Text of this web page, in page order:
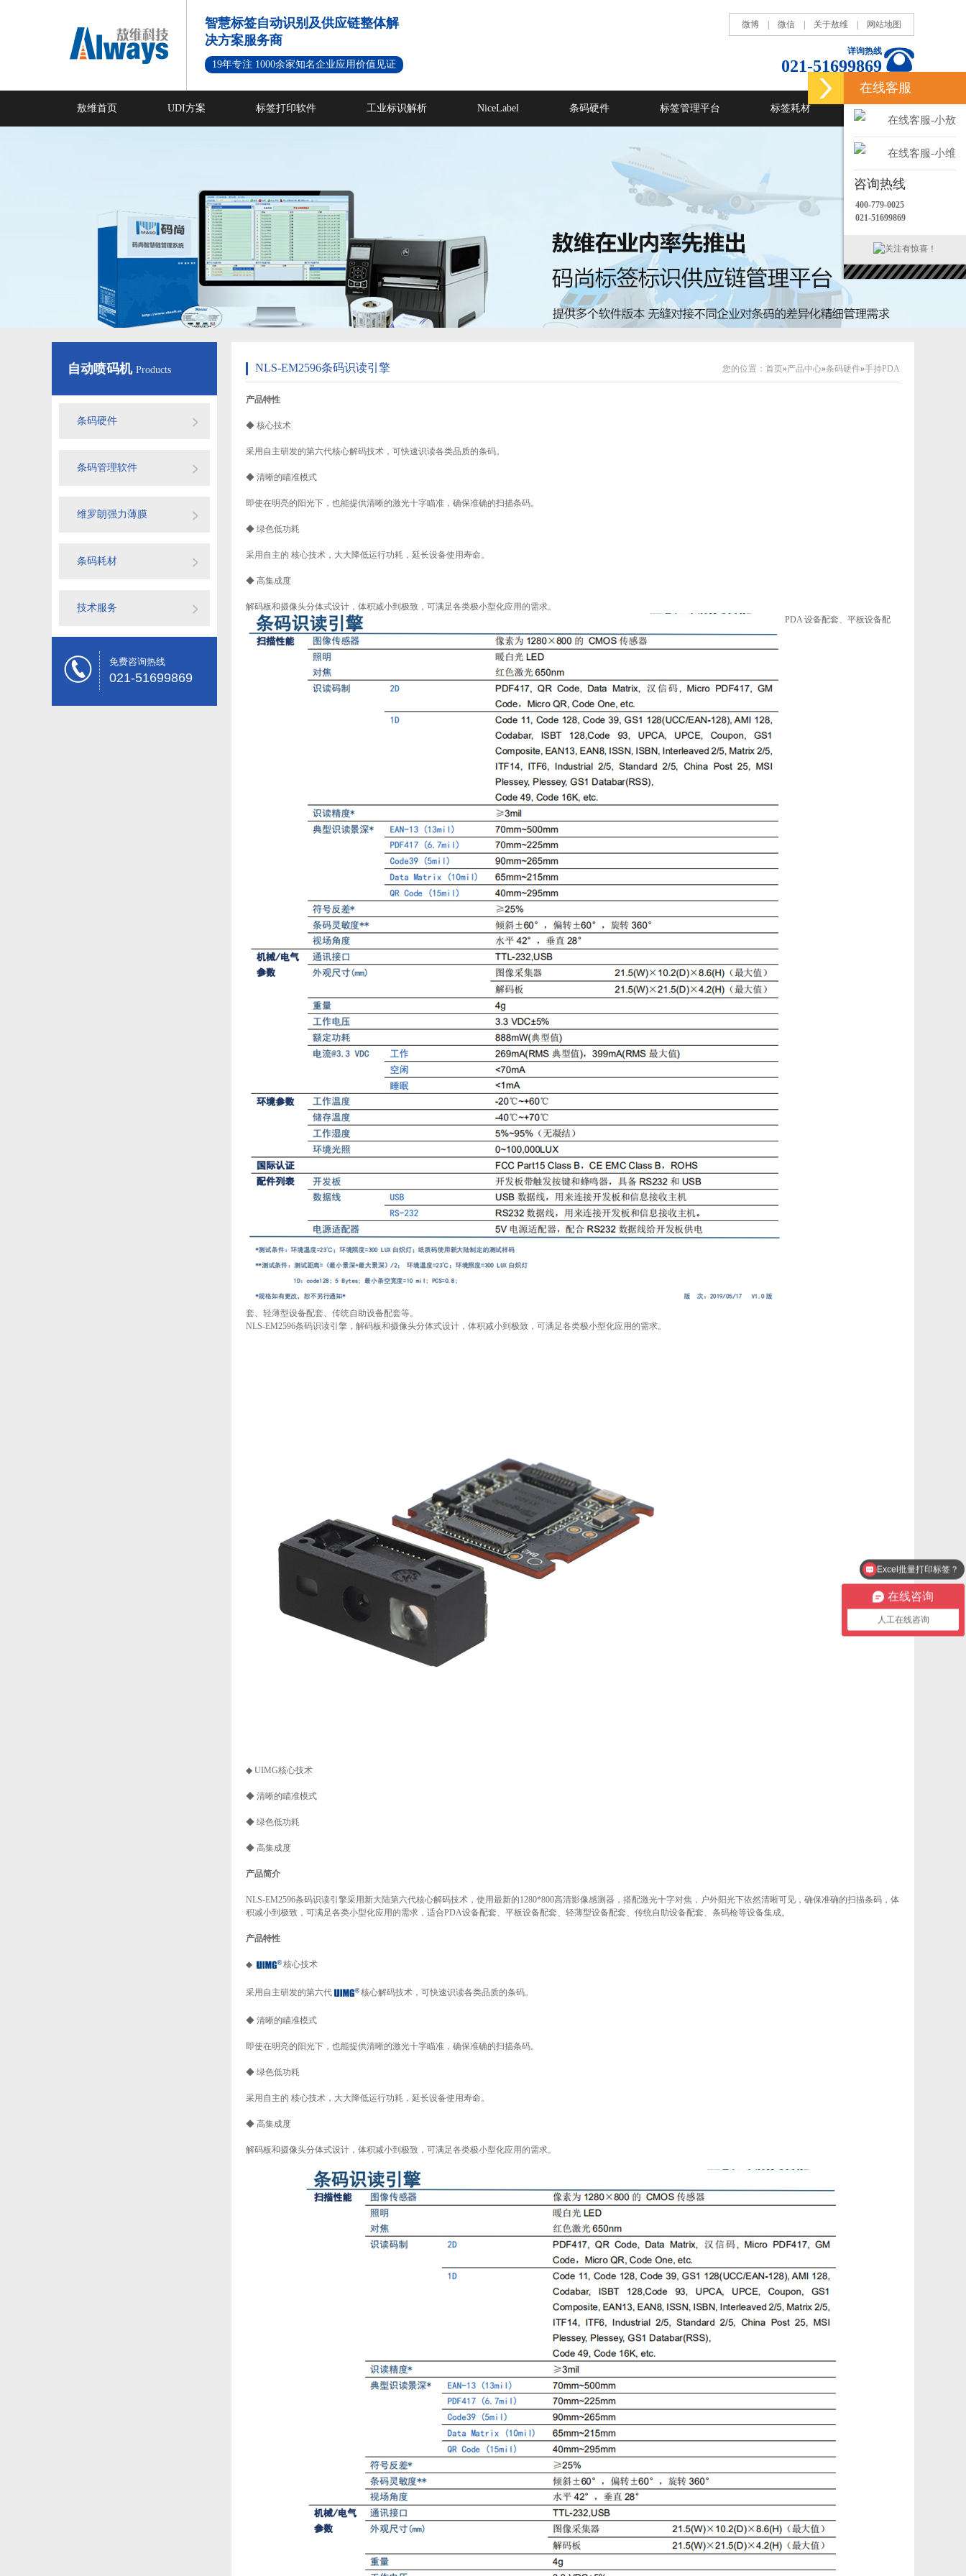
智慧标签自动识别及供应链整体解
决方案服务商
19年专注 1000余家知名企业应用价值见证
微博 微信 关于敖维 网站地图
详询热线
021-51699869
敖维首页 UDI方案 标签打印软件 工业标识解析 NiceLabel 条码硬件 标签管理平台 标签耗材 RFID
自动喷码机 Products
条码硬件
条码管理软件
维罗朗强力薄膜
条码耗材
技术服务
免费咨询热线
021-51699869
NLS-EM2596条码识读引擎 您的位置： 首页»产品中心»条码硬件»手持PDA
产品特性
◆ 核心技术
采用自主研发的第六代核心解码技术，可快速识读各类品质的条码。
◆ 清晰的瞄准模式
即使在明亮的阳光下，也能提供清晰的激光十字瞄准，确保准确的扫描条码。
◆ 绿色低功耗
采用自主的 核心技术，大大降低运行功耗，延长设备使用寿命。
◆ 高集成度
解码板和摄像头分体式设计，体积减小到极致，可满足各类极小型化应用的需求。
PDA 设备配套、平板设备配
套、轻薄型设备配套、传统自助设备配套等。
NLS-EM2596条码识读引擎，解码板和摄像头分体式设计，体积减小到极致，可满足各类极小型化应用的需求。
◆ UIMG核心技术
◆ 清晰的瞄准模式
◆ 绿色低功耗
◆ 高集成度
产品简介
NLS-EM2596条码识读引擎采用新大陆第六代核心解码技术，使用最新的1280*800高清影像感测器，搭配激光十字对焦，户外阳光下依然清晰可见，确保准确的扫描条码，体
积减小到极致，可满足各类小型化应用的需求，适合PDA设备配套、平板设备配套、轻薄型设备配套、传统自助设备配套、条码枪等设备集成。
产品特性
◆ 核心技术
采用自主研发的第六代 核心解码技术，可快速识读各类品质的条码。
◆ 清晰的瞄准模式
即使在明亮的阳光下，也能提供清晰的激光十字瞄准，确保准确的扫描条码。
◆ 绿色低功耗
采用自主的 核心技术，大大降低运行功耗，延长设备使用寿命。
◆ 高集成度
解码板和摄像头分体式设计，体积减小到极致，可满足各类极小型化应用的需求。
在线客服
在线客服-小敖
在线客服-小维
咨询热线
400-779-0025
021-51699869
关注有惊喜！
在线咨询
人工在线咨询
序列号001 002打印？